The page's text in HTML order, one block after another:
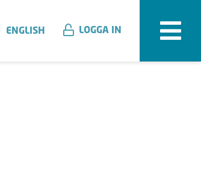
ENGLISH LOGGA IN